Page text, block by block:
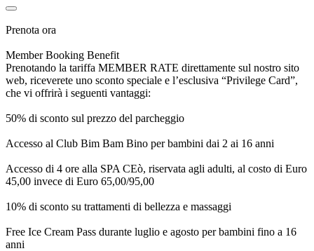
Prenota ora
Member Booking Benefit
Prenotando la tariffa MEMBER RATE direttamente sul nostro sito
web, riceverete uno sconto speciale e l’esclusiva “Privilege Card”,
che vi offrirà i seguenti vantaggi:
50% di sconto sul prezzo del parcheggio
Accesso al Club Bim Bam Bino per bambini dai 2 ai 16 anni
Accesso di 4 ore alla SPA CEò, riservata agli adulti, al costo di Euro
45,00 invece di Euro 65,00/95,00
10% di sconto su trattamenti di bellezza e massaggi
Free Ice Cream Pass durante luglio e agosto per bambini fino a 16
anni